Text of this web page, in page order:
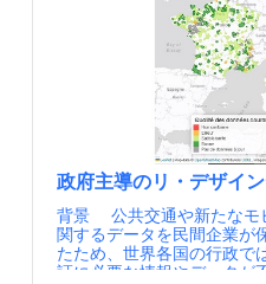
Transit)からは、データウェ
の関係性の再整理を行い、
が協力して取り組むことの
Transportation Authority）で
告、パフォーマンスダッシ
データが別々のラインで動
題を抱えていたことから、
データベースを構築してい
れました（出典②）。 このように、米国の多く
の交通事業者は、データサ
用し、高度な解析技術を援
通の経営改善、データ・ガ
み、各地で移動需要の回復
です。 capital metroのダッシュボード（出典
ーが集まりました。発表は
り、劇場での華やかな全体
別のパラレルセッションを
る都市交通の最前線が共
POLISの特徴は、政策立案
の政策課題や解決技術を共
う点にあります。自治体関
め、議論は研究や技術紹介
でどう実装するか、市民サ
るかという現場感のある内
た。 今回のオープニング
「Healthy if Happy: Mobility
られました。自転車政策や
を重視する開催都市ユトレ
単なる交通機能ではなく、
政府主導のリ・デザイ
背景 公共交通や新たなモビリティサービスに
関するデータを民間企業が
たため、世界各国の行政で
証に必要な情報やデータが